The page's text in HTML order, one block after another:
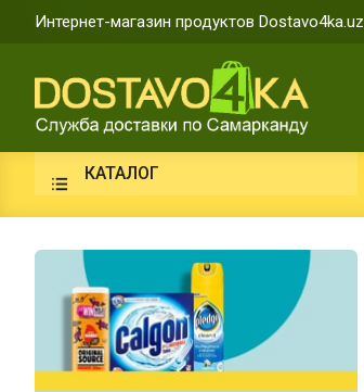
Интернет-магазин продуктов Dostavo4ka.uz
КАТАЛОГ